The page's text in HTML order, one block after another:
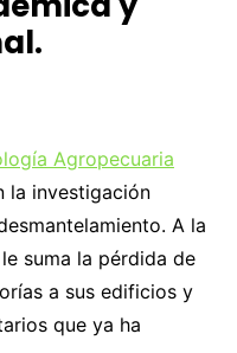
Agropecuaria
la investigación
A la
suma la pérdida de
a sus edificios y
que ya ha